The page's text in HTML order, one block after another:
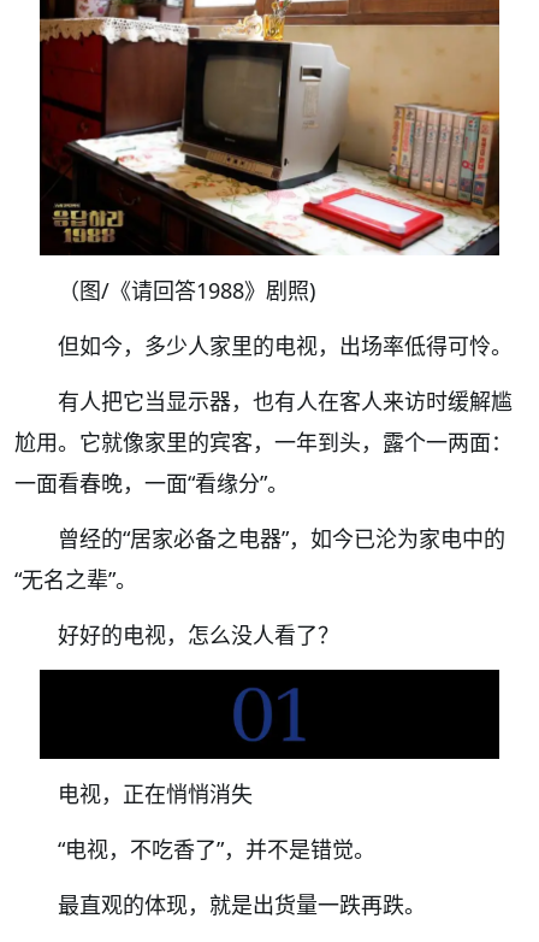
（图/ 《请回答1988》 剧照)
但如今，多少人家里的电视，出场率低得可怜。
有人把它当显示器，也有人在客人来访时缓解尴
尬用。 它就像家里的宾客， 一年到头，露个一两面：
一面看春晚，一面“看缘分”。
曾经的“居家必备之电器”， 如今已沦为家电中的
“无名之辈”。
好好的电视，怎么没人看了？
电视，正在悄悄消失
“电视，不吃香了”， 并不是错觉。
最直观的体现，就是出货量一跌再跌。